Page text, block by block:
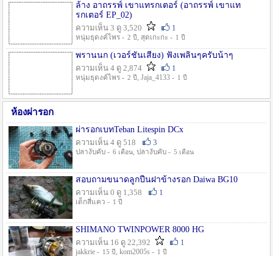
ล้าง อาถรรพ์ เขาแทรกเตอร์ (อาถรรพ์ เขาแท
รกเตอร์ EP_02)
ความเห็น 3 ดู 3,520
1
หนุ่มธุดงค์ไพร - 2 ปี , สุดเกะกะ - 1 ปี
พรานนก (เวอร์ชั่นเสียง) ฟังเพลินๆครับน้าๆ
ความเห็น 4 ดู 2,874
1
หนุ่มธุดงค์ไพร - 2 ปี , Jaja_4133 - 1 ปี
ห้องผ่ารอก
ผ่ารอกเบทTeban Litespin DCx
ความเห็น 4 ดู 518
3
ปลางับคับ - 6 เดือน, ปลางับคับ - 5 เดือน
สอบถามขนาดลูกปืนฝาข้างรอก Daiwa BG10
ความเห็น 0 ดู 1,358
1
เด็กสี่แคว - 1 ปี
SHIMANO TWINPOWER 8000 HG
ความเห็น 16 ดู 22,392
1
jakkrie - 15 ปี , kom2005s - 1 ปี